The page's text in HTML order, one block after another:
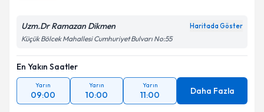
Uzm.Dr Ramazan Dikmen Haritada Göster
Küçük Bölcek Mahallesi Cumhuriyet Bulvarı No:55
En Yakın Saatler
Yarın
09:00
Yarın
10:00
Yarın
11:00 Daha Fazla